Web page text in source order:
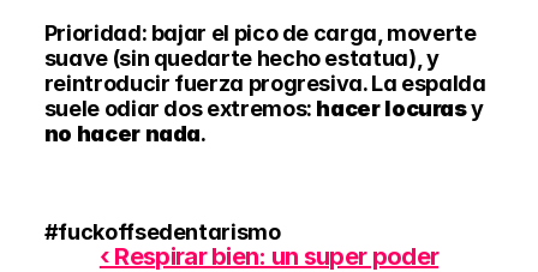
Prioridad: bajar el pico de carga, moverte
suave (sin quedarte hecho estatua), y
reintroducir fuerza progresiva. La espalda
suele odiar dos extremos: hacer locuras
no hacer nada.
#fuckoffsedentarismo
‹ Respirar bien: un super poder